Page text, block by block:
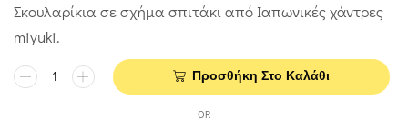
Σκουλαρίκια σε σχήμα σπιτάκι από Ιαπωνικές χάντρες
miyuki.
Προσθήκη Στο Καλάθι
OR